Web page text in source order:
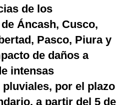
de los
Áncash, Cusco,
Pasco, Piura y
de daños a
intensas
por el plazo
a partir del 5 de